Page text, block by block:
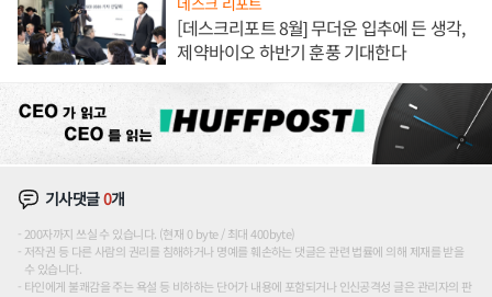
[데스크리포트 8월] 무더운 입추에 든 생각,
제약바이오 하반기 훈풍 기대한다
기사댓글0개
200자까지 쓰실 수 있습니다. (현재 0 byte / 최대 400byte)
저작권 등 다른 사람의 권리를 침해하거나 명예를 훼손하는 댓글은 관련 법률에 의해 제재를 받을
수 있습니다.
타인에게 불쾌감을 주는 욕설 등 비하하는 단어가 내용에 포함되거나 인신공격성 글은 관리자의 판